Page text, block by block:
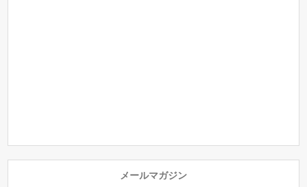
メールマガジン